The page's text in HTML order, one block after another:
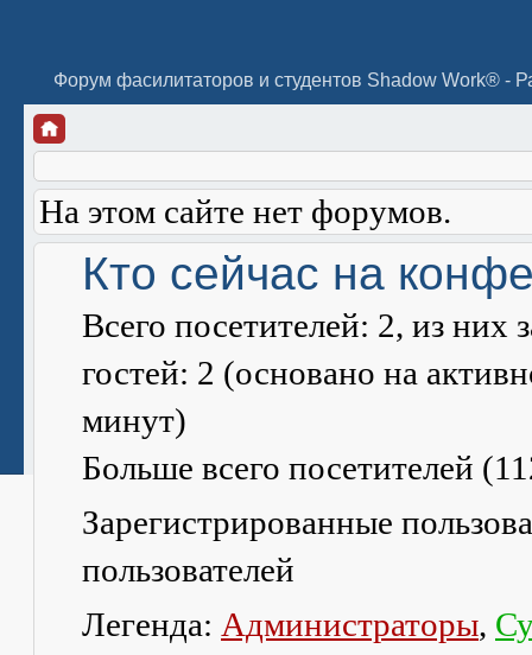
На этом сайте нет форумов.
Кто сейчас на
Всего посетителей: 2, из них
гостей: 2 (основано на
минут)
Больше всего посетителей (
Зарегистрированные
пользователей
Легенда: Администраторы,